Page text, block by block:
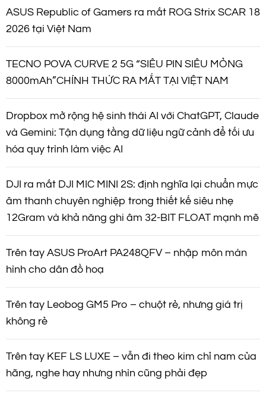
ASUS Republic of Gamers ra mắt ROG Strix SCAR 18
2026 tại Việt Nam
TECNO POVA CURVE 2 5G “SIÊU PIN SIÊU MỎNG
8000mAh”CHÍNH THỨC RA MẮT TẠI VIỆT NAM
Dropbox mở rộng hệ sinh thái AI với ChatGPT, Claude
và Gemini: Tận dụng tầng dữ liệu ngữ cảnh để tối ưu
hóa quy trình làm việc AI
DJI ra mắt DJI MIC MINI 2S: định nghĩa lại chuẩn mực
âm thanh chuyên nghiệp trong thiết kế siêu nhẹ
12Gram và khả năng ghi âm 32-BIT FLOAT mạnh mẽ
Trên tay ASUS ProArt PA248QFV – nhập môn màn
hình cho dân đồ hoạ
Trên tay Leobog GM5 Pro – chuột rẻ, nhưng giá trị
không rẻ
Trên tay KEF LS LUXE – vẫn đi theo kim chỉ nam của
hãng, nghe hay nhưng nhìn cũng phải đẹp